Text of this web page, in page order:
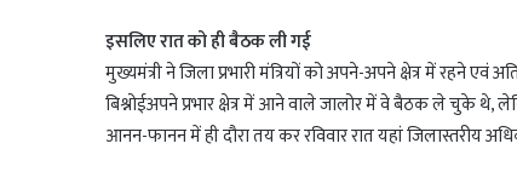
इसलिए रात को ही बैठक ली गई
मुख्यमंत्री ने जिला प्रभारी मंत्रियों को अपने-अपने क्षेत्र में रहने
बिश्नोईअपने प्रभार क्षेत्र में आने वाले जालोर में वे बैठक ले चुके थे,
आनन-फानन में ही दौरा तय कर रविवार रात यहां जिलास्तरीय